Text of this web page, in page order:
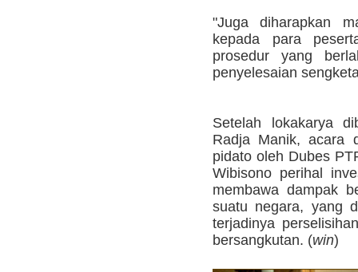
"Juga diharapkan
kepada para
prosedur yang
penyelesaian
Setelah lokakarya
Radja Manik, acara
pidato oleh Dubes
Wibisono perihal
membawa dampak
suatu negara, yang
terjadinya
bersangkutan. (win)